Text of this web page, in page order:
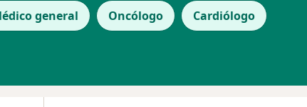
general Oncólogo Cardiólogo